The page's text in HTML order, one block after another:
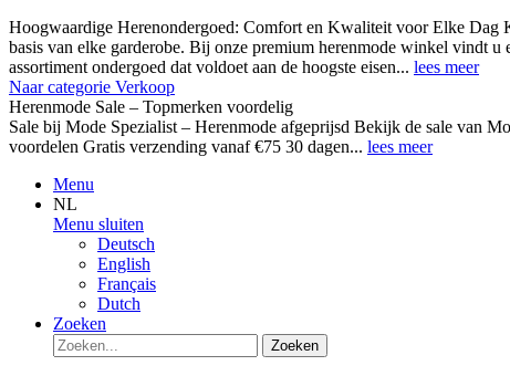
Hoogwaardige Herenondergoed: Comfort en Kwaliteit voor Elke Dag
basis van elke garderobe. Bij onze premium herenmode winkel vindt u
assortiment ondergoed dat voldoet aan de hoogste eisen... lees meer
Naar categorie Verkoop
Herenmode Sale – Topmerken voordelig
Sale bij Mode Spezialist – Herenmode afgeprijsd Bekijk de sale van
voordelen Gratis verzending vanaf €75 30 dagen... lees meer
Menu
NL
Menu sluiten
Deutsch
English
Français
Dutch
Zoeken
Zoeken